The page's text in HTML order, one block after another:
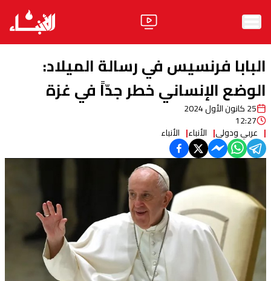
الأخبار
ثقافة ومجتمع
آراء
فيديو
مواقف
وليد جنبلاطالحزب
ابحث
البابا فرنسيس في رسالة الميلاد:
الوضع الإنساني خطر جدّاً في غزة
25 كانون الأول 2024
12:27
عربي ودولي الأنباء الأنباء